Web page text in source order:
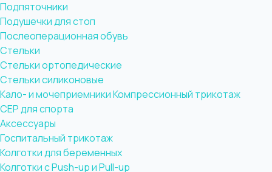
Подпяточники
Подушечки для стоп
Послеоперационная обувь
Стельки
Стельки ортопедические
Стельки силиконовые
Кало- и мочеприемникиКомпрессионный трикотаж
CEP для спорта
Аксессуары
Госпитальный трикотаж
Колготки для беременных
Колготки с Push-up и Pull-up